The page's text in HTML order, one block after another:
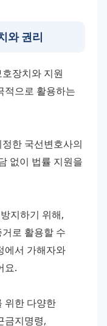
와 권리
장치와 지원
적으로 활용하는
한 국선변호사의
없이 법률 지원을
지하기 위해,
로 활용할 수
에서 가해자와
요.
위한 다양한
금지명령,